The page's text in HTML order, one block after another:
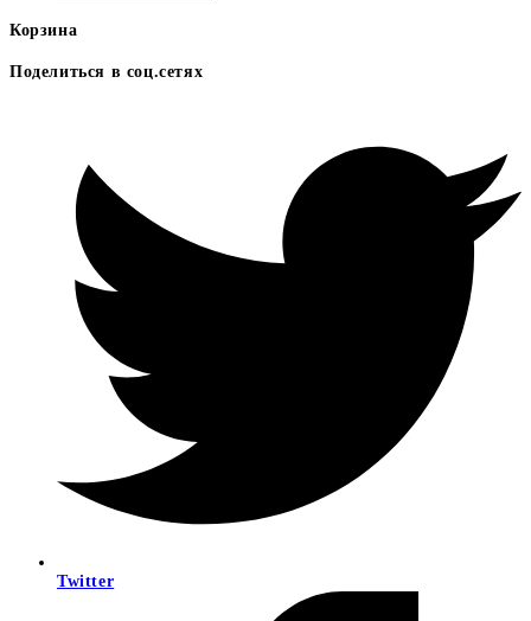
Корзина
Поделиться в соц.сетях
Twitter